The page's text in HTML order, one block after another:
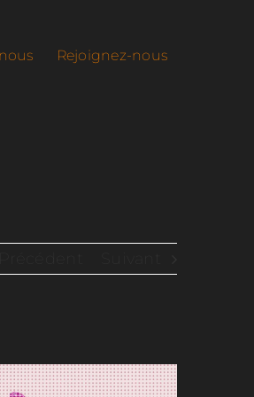
Rejoignez-nous